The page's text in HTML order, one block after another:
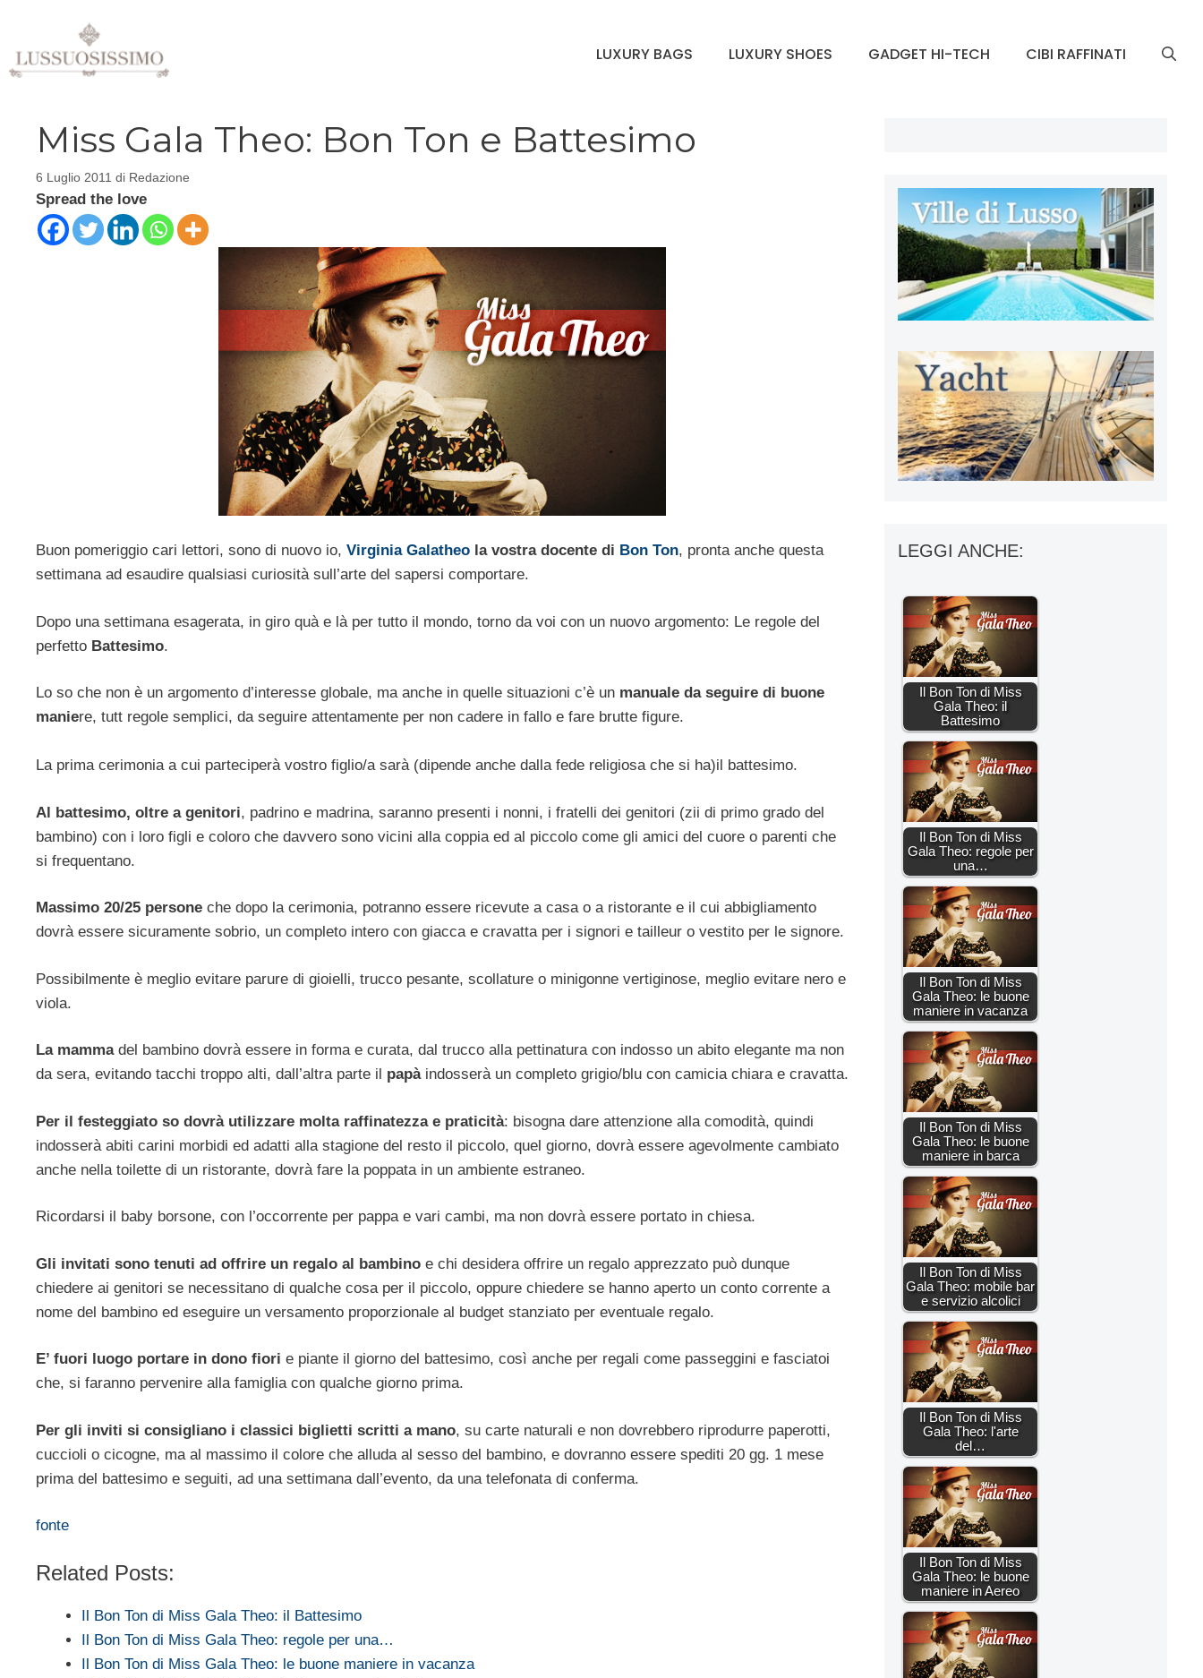
contenuto
LUXURY BAGS LUXURY SHOES GADGET HI-TECH CIBI RAFFINATI
Miss Gala Theo: Bon Ton e Battesimo
6 Luglio 2011 di Redazione
Spread the love
Buon pomeriggio cari lettori, sono di nuovo io, Virginia Galatheo la vostra docente di Bon Ton, pronta anche questa
settimana ad esaudire qualsiasi curiosità sull’arte del sapersi comportare.
Dopo una settimana esagerata, in giro quà e là per tutto il mondo, torno da voi con un nuovo argomento: Le regole del
perfetto Battesimo.
Lo so che non è un argomento d’interesse globale, ma anche in quelle situazioni c’è un manuale da seguire di buone
maniere, tutt regole semplici, da seguire attentamente per non cadere in fallo e fare brutte figure.
La prima cerimonia a cui parteciperà vostro figlio/a sarà (dipende anche dalla fede religiosa che si ha)il battesimo.
Al battesimo, oltre a genitori, padrino e madrina, saranno presenti i nonni, i fratelli dei genitori (zii di primo grado del
bambino) con i loro figli e coloro che davvero sono vicini alla coppia ed al piccolo come gli amici del cuore o parenti che
si frequentano.
Massimo 20/25 persone che dopo la cerimonia, potranno essere ricevute a casa o a ristorante e il cui abbigliamento
dovrà essere sicuramente sobrio, un completo intero con giacca e cravatta per i signori e tailleur o vestito per le signore.
Possibilmente è meglio evitare parure di gioielli, trucco pesante, scollature o minigonne vertiginose, meglio evitare nero e
viola.
La mammadel bambino dovrà essere in forma e curata, dal trucco alla pettinatura con indosso un abito elegante ma non
da sera, evitando tacchi troppo alti, dall’altra parte il papà indosserà un completo grigio/blu con camicia chiara e cravatta.
Per il festeggiato so dovrà utilizzare molta raffinatezza e praticità: bisogna dare attenzione alla comodità, quindi
indosserà abiti carini morbidi ed adatti alla stagione del resto il piccolo, quel giorno, dovrà essere agevolmente cambiato
anche nella toilette di un ristorante, dovrà fare la poppata in un ambiente estraneo.
Ricordarsi il baby borsone, con l’occorrente per pappa e vari cambi, ma non dovrà essere portato in chiesa.
Gli invitati sono tenuti ad offrire un regalo al bambino e chi desidera offrire un regalo apprezzato può dunque
chiedere ai genitori se necessitano di qualche cosa per il piccolo, oppure chiedere se hanno aperto un conto corrente a
nome del bambino ed eseguire un versamento proporzionale al budget stanziato per eventuale regalo.
E’ fuori luogo portare in dono fiori e piante il giorno del battesimo, così anche per regali come passeggini e fasciatoi
che, si faranno pervenire alla famiglia con qualche giorno prima.
Per gli inviti si consigliano i classici biglietti scritti a mano, su carte naturali e non dovrebbero riprodurre paperotti,
cuccioli o cicogne, ma al massimo il colore che alluda al sesso del bambino, e dovranno essere spediti 20 gg. 1 mese
prima del battesimo e seguiti, ad una settimana dall’evento, da una telefonata di conferma.
fonte
Related Posts:
Il Bon Ton di Miss Gala Theo: il Battesimo
Il Bon Ton di Miss Gala Theo: regole per una…
Il Bon Ton di Miss Gala Theo: le buone maniere in vacanza
LEGGI ANCHE:
Il Bon Ton di Miss
Gala Theo: il
Battesimo
Il Bon Ton di Miss
Gala Theo: regole per
una…
Il Bon Ton di Miss
Gala Theo: le buone
maniere in vacanza
Il Bon Ton di Miss
Gala Theo: le buone
maniere in barca
Il Bon Ton di Miss
Gala Theo: mobile bar
e servizio alcolici
Il Bon Ton di Miss
Gala Theo: l'arte
del…
Il Bon Ton di Miss
Gala Theo: le buone
maniere in Aereo